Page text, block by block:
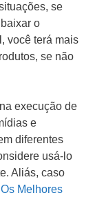
se
o
você terá mais
se não
execução de
e
diferentes
usá-lo
Aliás, caso
Os Melhores